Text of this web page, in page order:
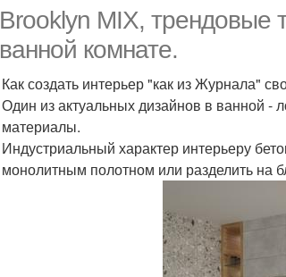
Brooklyn MIX, трендовые
ванной комнате.
Как создать интерьер "как из Журнала"
Один из актуальных дизайнов в ванной -
материалы.
Индустриальный характер интерьеру
монолитным полотном или разделить на